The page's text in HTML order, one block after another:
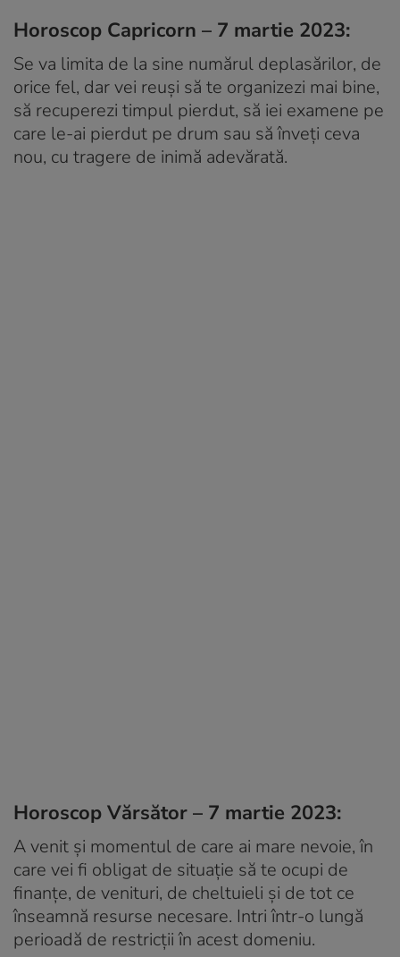
Horoscop Capricorn – 7 martie 2023:
Se va limita de la sine numărul deplasărilor, de
orice fel, dar vei reuși să te organizezi mai bine,
să recuperezi timpul pierdut, să iei examene pe
care le-ai pierdut pe drum sau să înveți ceva
nou, cu tragere de inimă adevărată.
Horoscop Vărsător – 7 martie 2023:
A venit și momentul de care ai mare nevoie, în
care vei fi obligat de situație să te ocupi de
finanțe, de venituri, de cheltuieli și de tot ce
înseamnă resurse necesare. Intri într-o lungă
perioadă de restricții în acest domeniu.